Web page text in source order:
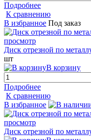
Подробнее
К сравнению
В избранное Под заказ
просмотр
Диск отрезной по
шт
В корзину
Подробнее
К сравнению
В избранное
просмотр
Диск отрезной по